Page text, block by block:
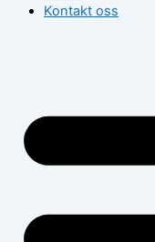
Kontakt oss